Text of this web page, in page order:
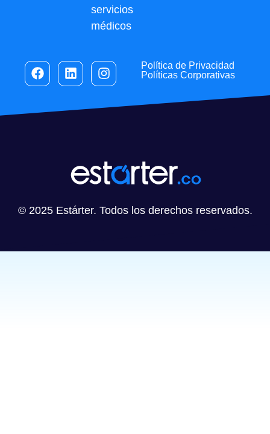
servicios
médicos
Política de Privacidad
Políticas Corporativas
© 2025 Estárter. Todos los derechos reservados.